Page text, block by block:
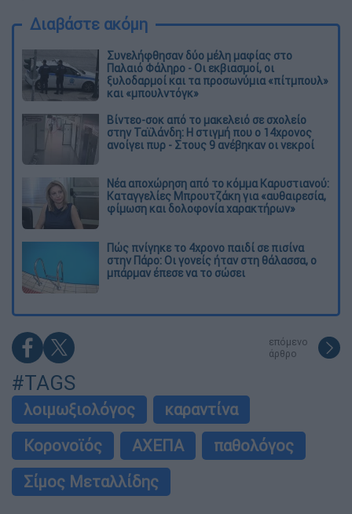
Διαβάστε ακόμη
Συνελήφθησαν δύο μέλη μαφίας στο
Παλαιό Φάληρο - Οι εκβιασμοί, οι
ξυλοδαρμοί και τα προσωνύμια «πίτμπουλ»
και «μπουλντόγκ»
Βίντεο-σοκ από το μακελειό σε σχολείο
στην Ταϊλάνδη: Η στιγμή που ο 14χρονος
ανοίγει πυρ - Στους 9 ανέβηκαν οι νεκροί
Νέα αποχώρηση από το κόμμα Καρυστιανού:
Καταγγελίες Μπρουτζάκη για «αυθαιρεσία,
φίμωση και δολοφονία χαρακτήρων»
Πώς πνίγηκε το 4χρονο παιδί σε πισίνα
στην Πάρο: Οι γονείς ήταν στη θάλασσα, ο
μπάρμαν έπεσε να το σώσει
επόμενο
άρθρο
#TAGS
λοιμωξιολόγος
καραντίνα
Κορονοϊός
ΑΧΕΠΑ
παθολόγος
Σίμος Μεταλλίδης